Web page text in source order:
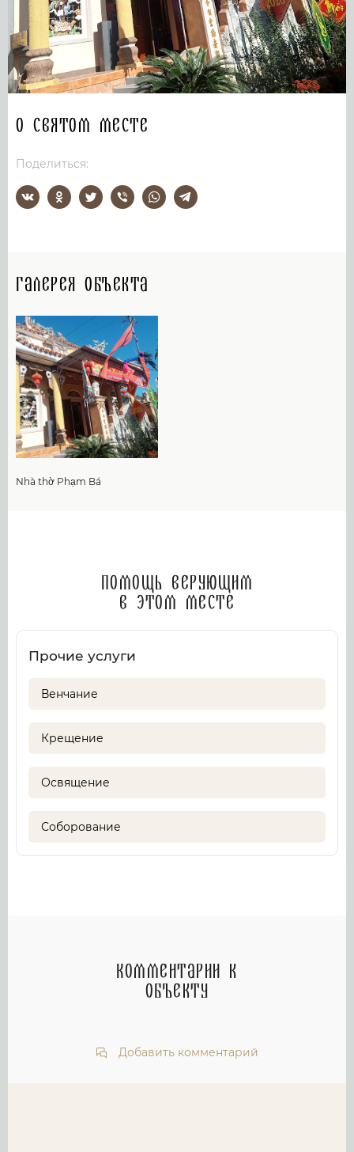
О святом месте
Поделиться:
Галерея объекта
Nhà thờ Phạm Bá
Помощь верующим
в этом месте
Прочие услуги
Венчание
Крещение
Освящение
Соборование
Комментарии к
объекту
Добавить комментарий